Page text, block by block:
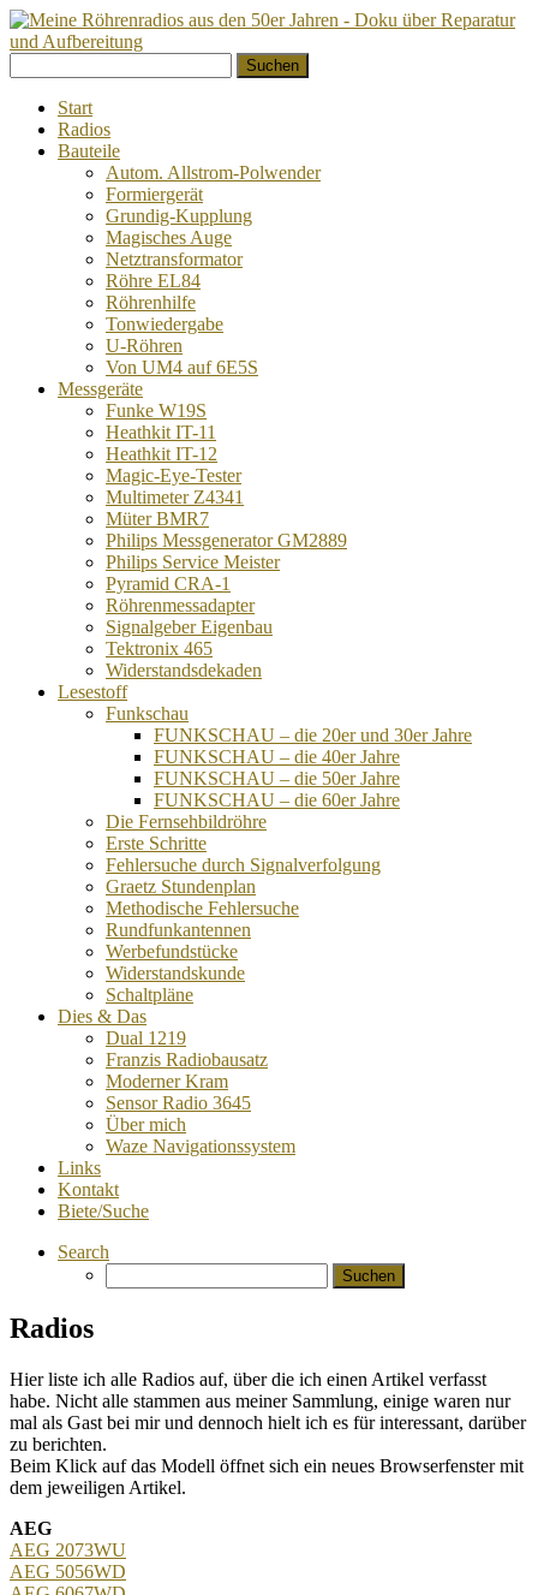
zum
Inhalt
nach:
Start
Radios
Bauteile
Autom. Allstrom-Polwender
Formiergerät
Grundig-Kupplung
Magisches Auge
Netztransformator
Röhre EL84
Röhrenhilfe
Tonwiedergabe
U-Röhren
Von UM4 auf 6E5S
Messgeräte
Funke W19S
Heathkit IT-11
Heathkit IT-12
Magic-Eye-Tester
Multimeter Z4341
Müter BMR7
Philips Messgenerator GM2889
Philips Service Meister
Pyramid CRA-1
Röhrenmessadapter
Signalgeber Eigenbau
Tektronix 465
Widerstandsdekaden
Lesestoff
Funkschau
FUNKSCHAU – die 20er und 30er Jahre
FUNKSCHAU – die 40er Jahre
FUNKSCHAU – die 50er Jahre
FUNKSCHAU – die 60er Jahre
Die Fernsehbildröhre
Erste Schritte
Fehlersuche durch Signalverfolgung
Graetz Stundenplan
Methodische Fehlersuche
Rundfunkantennen
Werbefundstücke
Widerstandskunde
Schaltpläne
Dies & Das
Dual 1219
Franzis Radiobausatz
Moderner Kram
Sensor Radio 3645
Über mich
Waze Navigationssystem
Links
Kontakt
Biete/Suche
Search
nach:
Radios
Hier liste ich alle Radios auf, über die ich einen Artikel verfasst
habe. Nicht alle stammen aus meiner Sammlung, einige waren nur
mal als Gast bei mir und dennoch hielt ich es für interessant, darüber
zu berichten.
Beim Klick auf das Modell öffnet sich ein neues Browserfenster mit
dem jeweiligen Artikel.
AEG
AEG 2073WU
AEG 5056WD